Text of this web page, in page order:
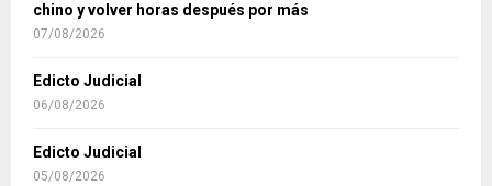
chino y volver horas después por más
07/08/2026
Edicto Judicial
06/08/2026
Edicto Judicial
05/08/2026